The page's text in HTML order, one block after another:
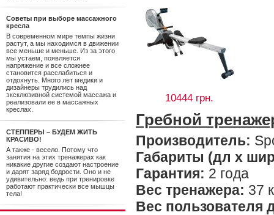
10444 грн.
Гребной
Производитель:
Габариты (дл х
Гарантия: 2 года
Вес тренажера: 37
Вес пользователя
Советы при выборе массажного
кресла
В современном мире темпы жизни
растут, а мы находимся в движении
все меньше и меньше. Из за этого
мы устаем, появляется
напряжение и все сложнее
становится расслабиться и
отдохнуть. Много лет медики и
дизайнеры трудились над
эксклюзивной системой массажа и
реализовали ее в массажных
креслах.
СТЕППЕРЫ – БУДЕМ ЖИТЬ
КРАСИВО!
А также - весело. Потому что
занятия на этих тренажерах как
никакие другие создают настроение
и дарят заряд бодрости. Оно и не
удивительно: ведь при тренировке
работают практически все мышцы
тела!